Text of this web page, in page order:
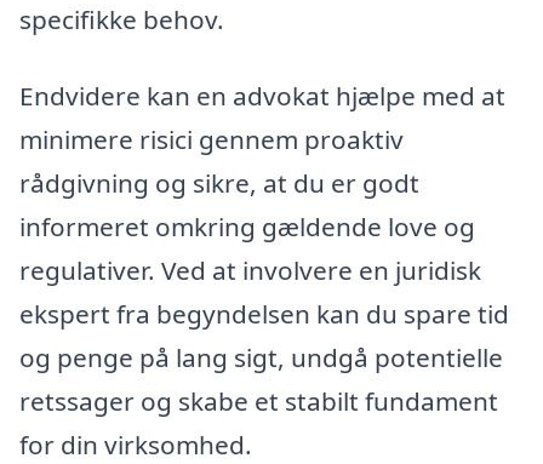
specifikke behov.
Endvidere kan en advokat hjælpe med at
minimere risici gennem proaktiv
rådgivning og sikre, at du er godt
informeret omkring gældende love og
regulativer. Ved at involvere en juridisk
ekspert fra begyndelsen kan du spare tid
og penge på lang sigt, undgå potentielle
retssager og skabe et stabilt fundament
for din virksomhed.